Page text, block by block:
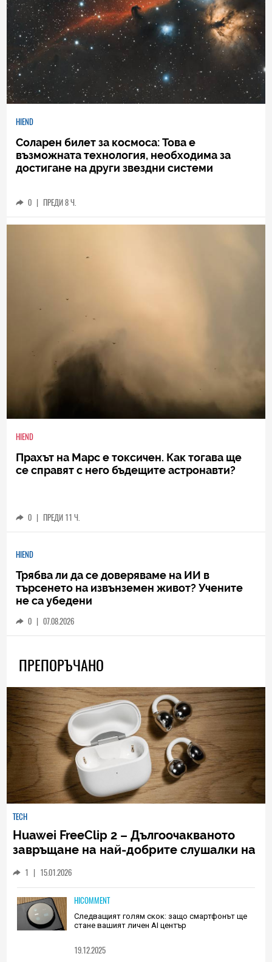
HIEND
Соларен билет за космоса: Това е
възможната технология, необходима за
достигане на други звездни системи
0 | ПРЕДИ 8 Ч.
HIEND
Прахът на Марс е токсичен. Как тогава ще
се справят с него бъдещите астронавти?
0 | ПРЕДИ 11 Ч.
HIEND
Трябва ли да се доверяваме на ИИ в
търсенето на извънземен живот? Учените
не са убедени
0 | 07.08.2026
ПРЕПОРЪЧАНО
TECH
Huawei FreeClip 2 – Дългоочакваното
завръщане на най-добрите слушалки на
1 | 15.01.2026
HICOMMENT
Следващият голям скок: защо смартфонът ще
стане вашият личен AI център
19.12.2025